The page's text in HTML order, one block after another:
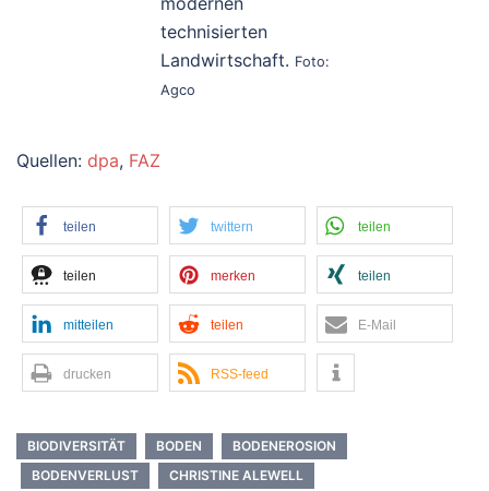
technisierten
Landwirtschaft. Foto:
Agco
Quellen: dpa, FAZ
teilen twittern teilen
teilen merken teilen
mitteilen teilen E-Mail
drucken RSS-feed
BIODIVERSITÄT BODEN
BODENEROSION
BODENVERLUST
CHRISTINE ALEWELL